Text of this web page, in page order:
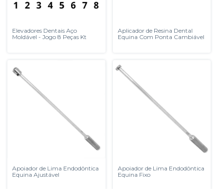
Elevadores Dentais Aço
Moldável - Jogo 8 Peças Kt
Aplicador de Resina Dental
Equina Com Ponta Cambiável
Apoiador de Lima Endodôntica
Equina Ajustável
Apoiador de Lima Endodôntica
Equina Fixo